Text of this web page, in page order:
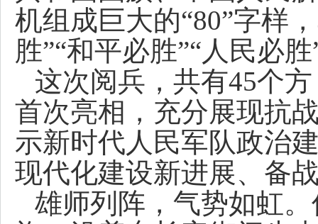
机组成巨大的“80”字样
胜”“和平必胜”“人民必
这次阅兵，共有45个
首次亮相，充分展现抗
示新时代人民军队政治
现代化建设新进展、备
雄师列阵，气势如虹